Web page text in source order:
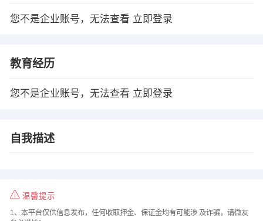
您不是企业账号，无法查看 立即登录
教育经历
您不是企业账号，无法查看 立即登录
自我描述
温馨提示
1、本平台仅供信息发布，任何收取押金、保证金均有可能涉 及诈骗，请微友